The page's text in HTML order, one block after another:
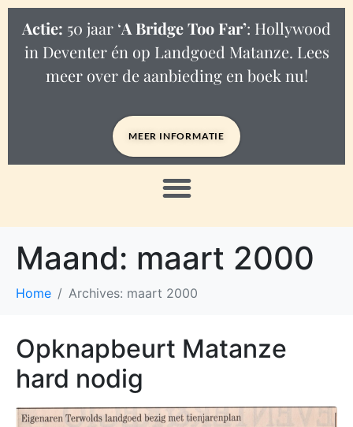
Actie: 50 jaar ‘A Bridge Too Far’: Hollywood
in Deventer én op Landgoed Matanze. Lees
meer over de aanbieding en boek nu!
MEER INFORMATIE
Maand: maart 2000
Home Archives: maart 2000
Opknapbeurt Matanze
hard nodig